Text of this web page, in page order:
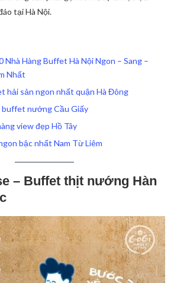
tại Hà Nội.
Nhà Hàng Buffet Hà Nội Ngon – Sang –
Nhất
hải sản ngon nhất quận Hà Đông
buffet nướng Cầu Giấy
view đẹp Hồ Tây
bậc nhất Nam Từ Liêm
– Buffet thịt nướng Hàn